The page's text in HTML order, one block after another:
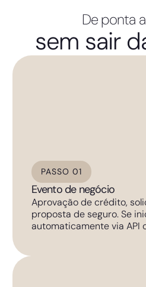
De ponta
sem sair
PASSO 01
Evento de negócio
Aprovação de crédito,
proposta de seguro. Se
automaticamente via API